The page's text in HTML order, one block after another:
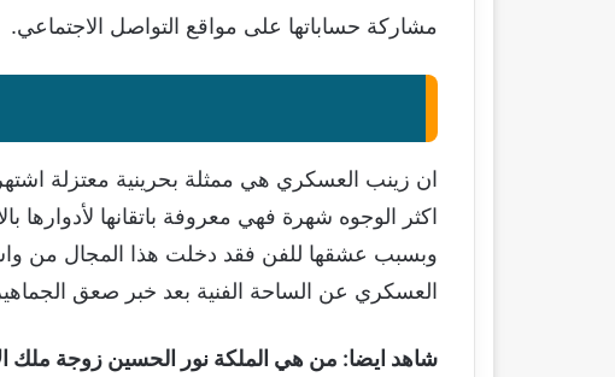
مشاركة حساباتها على مواقع التواصل الاجتماعي.
ان زينب العسكري هي ممثلة بحرينية معتزلة
اكثر الوجوه شهرة فهي معروفة باتقانها
وبسبب عشقها للفن فقد دخلت هذا المجال من واسع
العسكري عن الساحة الفنية بعد خبر صعق
شاهد ايضا: من هي الملكة نور الحسين زوجة ملك